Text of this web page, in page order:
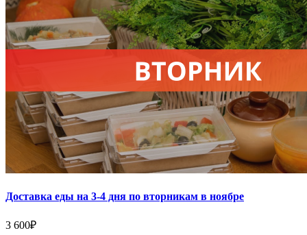
Доставка еды на 3-4 дня по вторникам в ноябре
3 600₽